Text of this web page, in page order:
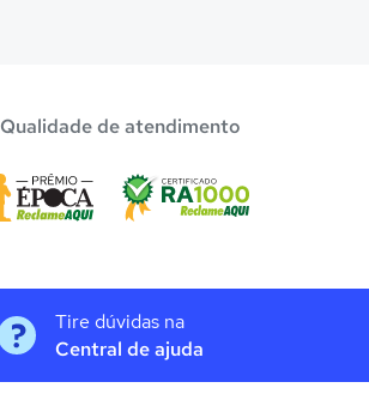
Qualidade de atendimento
Tire dúvidas na
Central de ajuda